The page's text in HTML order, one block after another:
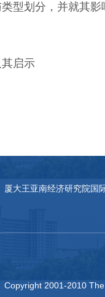
型划分，并就其影
启示
厦大王亚南经济研究院国
Copyright 2001-2010